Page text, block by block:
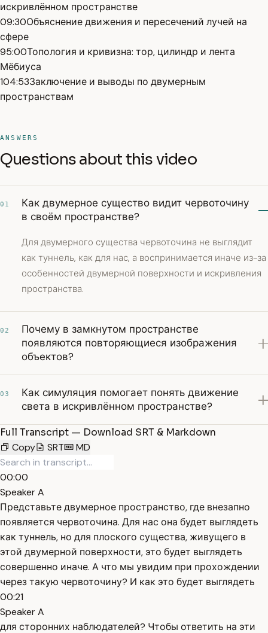
искривлённом пространстве
09:30Объяснение движения и пересечений лучей на
сфере
95:00Топология и кривизна: тор, цилиндр и лента
Мёбиуса
104:53Заключение и выводы по двумерным
пространствам
ANSWERS
Questions about this video
01
Как двумерное существо видит червоточину
в своём пространстве?
Для двумерного существа червоточина не выглядит
как туннель, как для нас, а воспринимается иначе из-за
особенностей двумерной поверхности и искривления
пространства.
02
Почему в замкнутом пространстве
появляются повторяющиеся изображения
объектов?
03
Как симуляция помогает понять движение
света в искривлённом пространстве?
Full Transcript — Download SRT & Markdown
Copy
SRT MD
00:00
Speaker A
Представьте двумерное пространство, где внезапно
появляется червоточина. Для нас она будет выглядеть
как туннель, но для плоского существа, живущего в
этой двумерной поверхности, это будет выглядеть
совершенно иначе. А что мы увидим при прохождении
через такую червоточину? И как это будет выглядеть
00:21
Speaker A
для сторонних наблюдателей? Чтобы ответить на эти